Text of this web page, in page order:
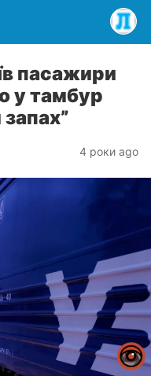
пасажири
у тамбур
4 роки ago